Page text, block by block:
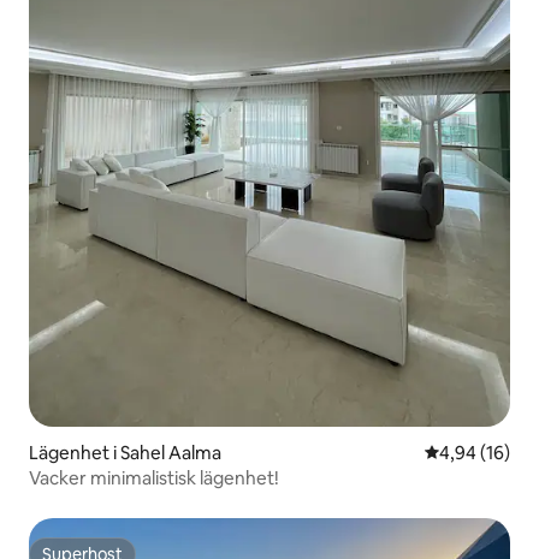
Lägenhet i Sahel Aalma 4,94 av 5 i
4,94 (16)
Vacker minimalistisk lägenhet!
Superhost